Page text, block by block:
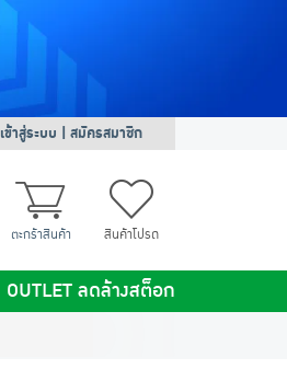
เข้าสู่ระบบ | สมัครสมาชิก
ตะกร้าสินค้า สินค้าโปรด
OUTLET ลดล้างสต็อก